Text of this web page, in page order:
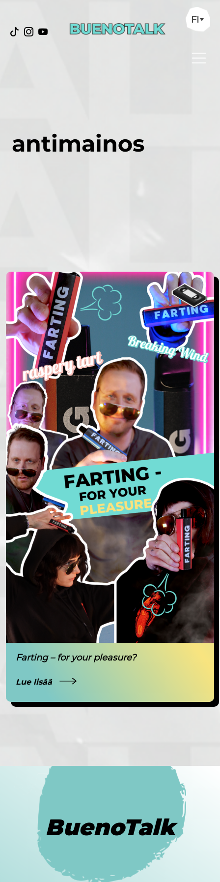
FI
antimainos
Farting – for your pleasure?
Lue lisää
BuenoTalk